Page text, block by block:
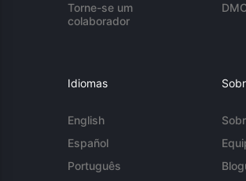
Torne-se um
colaborador
Idiomas
English
Español
Português